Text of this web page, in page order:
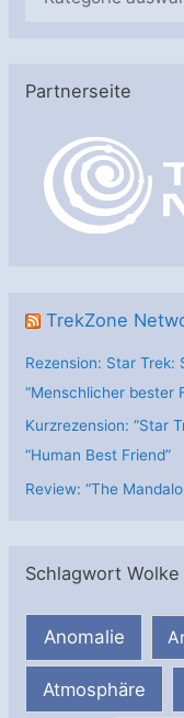
g
Partnerseite
TrekZone
Rezension: Star Trek:
“Menschlicher bester
Kurzrezension: “Star
“Human Best Friend”
Review: “The
Schlagwort Wolke
Anomalie
Atmosphäre